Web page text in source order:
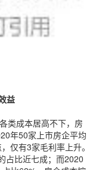
益
类成本居高不下，房
年50家上市房企平均
仅有3家毛利率上升。
占比近七成；而2020